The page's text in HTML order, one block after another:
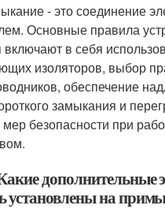
- это соединение
Основные правила
в себя
изоляторов, выбор
обеспечение
замыкания и
безопасности при
дополнительные
установлены на